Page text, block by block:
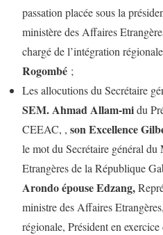
passation placée sous la
ministère des Affaires
chargé de l’intégration
Rogombé ;
Les allocutions du Secrétaire
SEM. Ahmad Allam-midu
CEEAC, , son Excellence
le mot du Secrétaire général
Etrangères de la République
Arondo épouse Edzang,
ministre des Affaires
régionale, Président en